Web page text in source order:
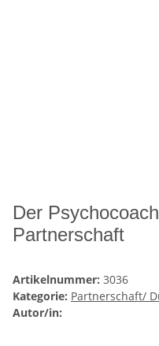
Der
Partnerschaft
Artikelnummer: 3036
Kategorie: Partnerschaft/
Autor/in: